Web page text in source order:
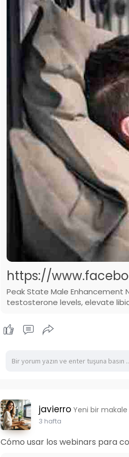
https://
Peak State Male
testosterone levels, elevate
javierro Yeni bir
3 hafta
Cómo usar los webinars para